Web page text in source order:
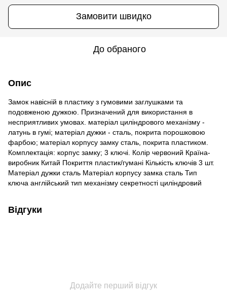
Замовити швидко
До обраного
Опис
Замок навісній в пластику з гумовими заглушками та
подовженою дужкою. Призначений для використання в
несприятливих умовах. матеріал циліндрового механізму -
латунь в гумі; матеріал дужки - сталь, покрита порошковою
фарбою; матеріал корпусу замку сталь, покрита пластиком.
Комплектація: корпус замку; 3 ключі. Колір червоний Країна-
виробник Китай Покриття пластик/гумані Кількість ключів 3 шт.
Матеріал дужки сталь Матеріал корпусу замка сталь Тип
ключа англійський тип механізму секретності циліндровий
Відгуки
Додайте перший відгук